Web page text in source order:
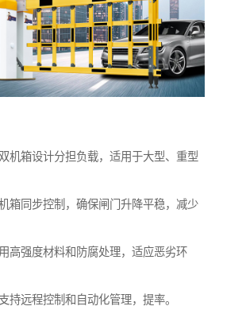
机箱设计分担负载，适用于大型、重型
箱同步控制，确保闸门升降平稳，减少
高强度材料和防腐处理，适应恶劣环
持远程控制和自动化管理，提率。